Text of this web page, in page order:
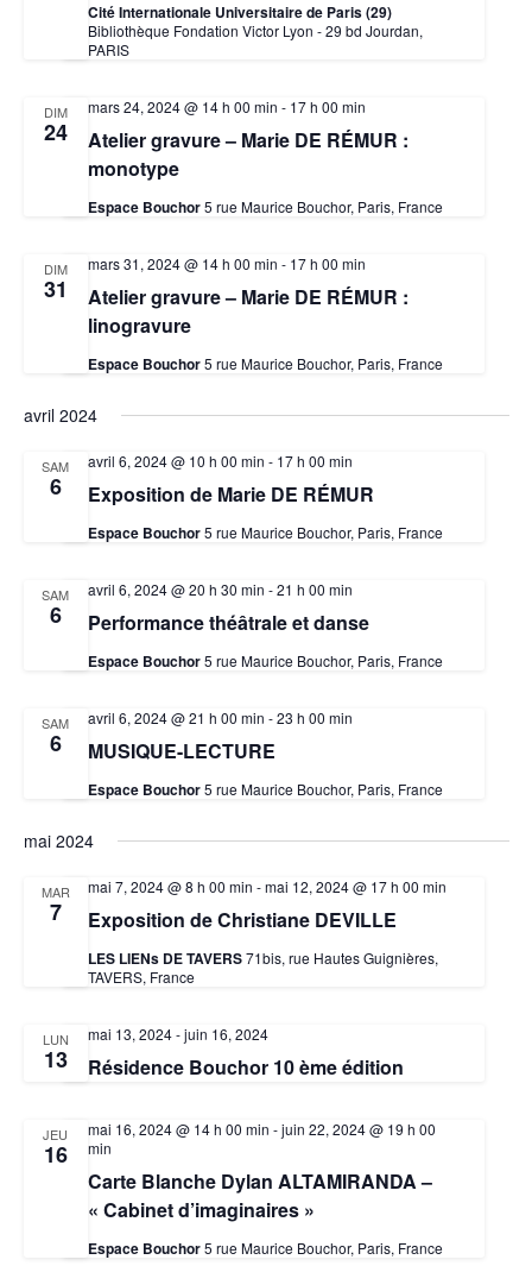
Cité Internationale Universitaire de Paris (29)
Bibliothèque Fondation Victor Lyon - 29 bd Jourdan,
PARIS
DIM
24
Atelier gravure – Marie DE RÉMUR :
monotype
mars 24, 2024 @ 14 h 00 min - 17 h 00 min
Espace Bouchor5 rue Maurice Bouchor, Paris, France
DIM
31
Atelier gravure – Marie DE RÉMUR :
linogravure
mars 31, 2024 @ 14 h 00 min - 17 h 00 min
Espace Bouchor5 rue Maurice Bouchor, Paris, France
avril 2024
SAM
6 Exposition de Marie DE RÉMUR
avril 6, 2024 @ 10 h 00 min - 17 h 00 min
Espace Bouchor5 rue Maurice Bouchor, Paris, France
SAM
6 Performance théâtrale et danse
avril 6, 2024 @ 20 h 30 min -21 h 00 min
Espace Bouchor5 rue Maurice Bouchor, Paris, France
SAM
6 MUSIQUE-LECTURE
avril 6, 2024 @ 21 h 00 min -23 h 00 min
Espace Bouchor5 rue Maurice Bouchor, Paris, France
mai 2024
MAR
7 Exposition de Christiane DEVILLE
mai 7, 2024 @ 8 h 00 min -mai 12, 2024 @ 17 h 00 min
LES LIENs DE TAVERS71bis, rue Hautes Guignières,
TAVERS, France
LUN
13 Résidence Bouchor 10 ème édition
mai 13, 2024-juin 16, 2024
JEU
16
Carte Blanche Dylan ALTAMIRANDA –
« Cabinet d’imaginaires »
mai 16, 2024 @ 14 h 00 min -juin 22, 2024 @ 19 h 00
min
Espace Bouchor5 rue Maurice Bouchor, Paris, France